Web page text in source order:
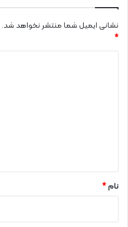
نشانی ایمیل شما منتشر نخواهد شد.
*
نام*